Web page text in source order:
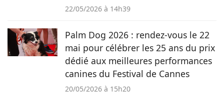
22/05/2026 à 14h39
Palm Dog 2026 : rendez-vous le 22
mai pour célébrer les 25 ans du prix
dédié aux meilleures performances
canines du Festival de Cannes
20/05/2026 à 15h20